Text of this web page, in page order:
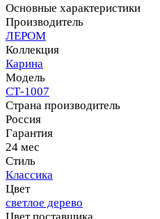
Основные характеристики
Производитель
ЛЕРОМ
Коллекция
Карина
Модель
СТ-1007
Страна производитель
Россия
Гарантия
24 мес
Стиль
Классика
Цвет
светлое дерево
Цвет поставщика